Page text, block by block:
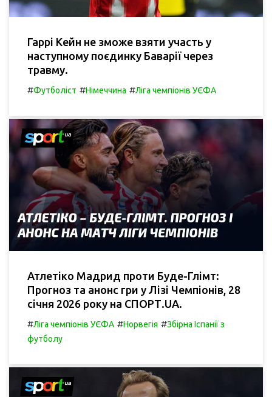
Гаррі Кейн не зможе взяти участь у
наступному поєдинку Баварії через
травму.
#Футболіст #Німеччина #Ліга чемпіонів УЄФА
Атлетіко Мадрид проти Буде-Глімт:
Прогноз та анонс гри у Лізі Чемпіонів, 28
січня 2026 року на СПОРТ.UA.
#Ліга чемпіонів УЄФА #Норвегія #Збірна Іспанії з
футболу